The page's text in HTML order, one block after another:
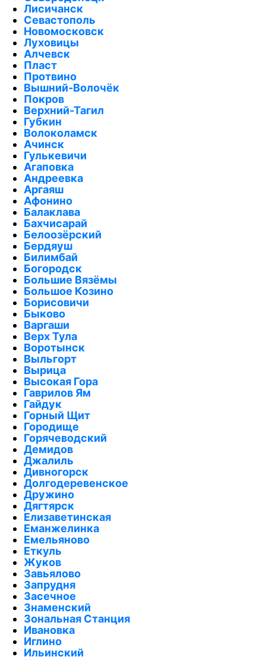
Лисичанск
Севастополь
Новомосковск
Луховицы
Алчевск
Пласт
Протвино
Вышний-Волочёк
Покров
Верхний-Тагил
Губкин
Волоколамск
Ачинск
Гулькевичи
Агаповка
Андреевка
Аргаяш
Афонино
Балаклава
Бахчисарай
Белоозёрский
Бердяуш
Билимбай
Богородск
Большие Вязёмы
Большое Козино
Борисовичи
Быково
Варгаши
Верх Тула
Воротынск
Выльгорт
Вырица
Высокая Гора
Гаврилов Ям
Гайдук
Горный Щит
Городище
Горячеводский
Демидов
Джалиль
Дивногорск
Долгодеревенское
Дружино
Дягтярск
Елизаветинская
Еманжелинка
Емельяново
Еткуль
Жуков
Завьялово
Запрудня
Засечное
Знаменский
Зональная Станция
Ивановка
Иглино
Ильинский